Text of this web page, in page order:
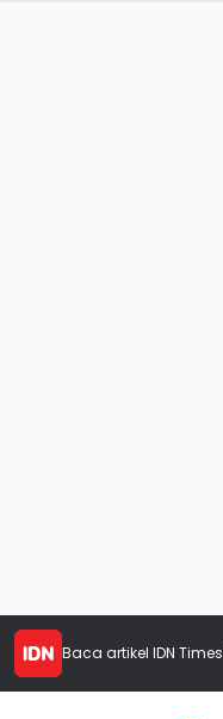
Baca artikel IDN Times